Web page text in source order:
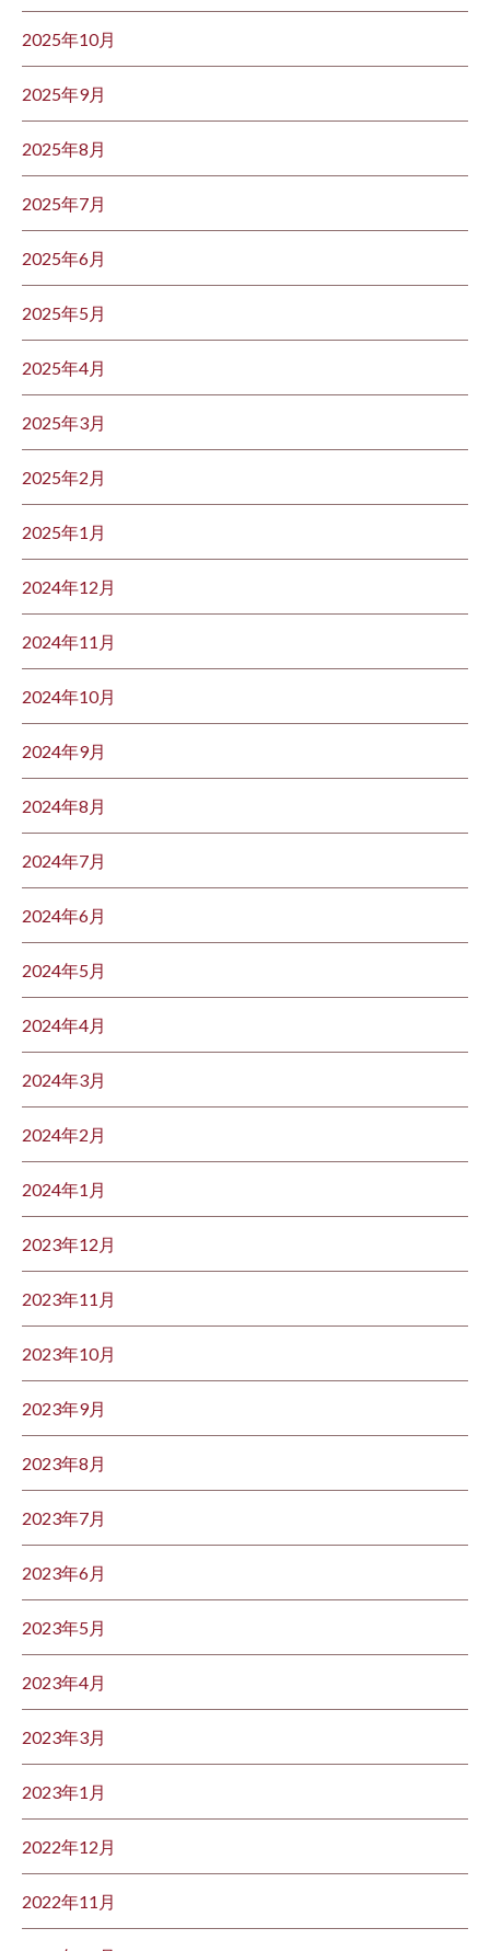
2025年10月
2025年9月
2025年8月
2025年7月
2025年6月
2025年5月
2025年4月
2025年3月
2025年2月
2025年1月
2024年12月
2024年11月
2024年10月
2024年9月
2024年8月
2024年7月
2024年6月
2024年5月
2024年4月
2024年3月
2024年2月
2024年1月
2023年12月
2023年11月
2023年10月
2023年9月
2023年8月
2023年7月
2023年6月
2023年5月
2023年4月
2023年3月
2023年1月
2022年12月
2022年11月